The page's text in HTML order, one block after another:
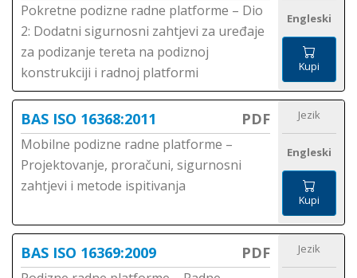
Pokretne podizne radne platforme – Dio
2: Dodatni sigurnosni zahtjevi za uređaje
za podizanje tereta na podiznoj
konstrukciji i radnoj platformi
Engleski
Kupi
BAS ISO 16368:2011 PDF
Mobilne podizne radne platforme –
Projektovanje, proračuni, sigurnosni
zahtjevi i metode ispitivanja
Jezik
Engleski
Kupi
BAS ISO 16369:2009 PDF Jezik